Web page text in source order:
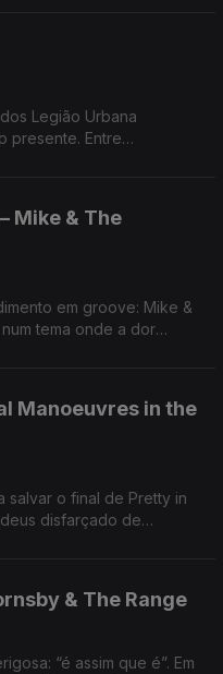
Legião Urbana
presente. Entre
Mike & The
em groove: Mike &
tema onde a dor
Manoeuvres in the
salvar o final de Pretty in
disfarçado de
& The Range
“é assim que é”. Em